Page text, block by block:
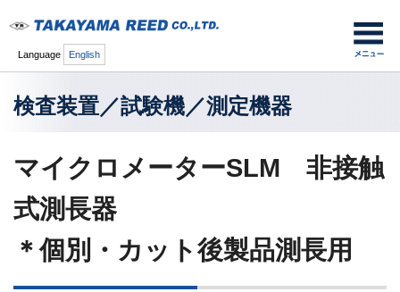
Language English
検査装置／試験機／測定機器
マイクロメーターSLM 非接触
式測長器
＊個別・カット後製品測長用